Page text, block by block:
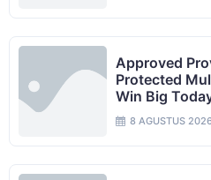
Approved
Protected
Win Big
8 AGUSTUS